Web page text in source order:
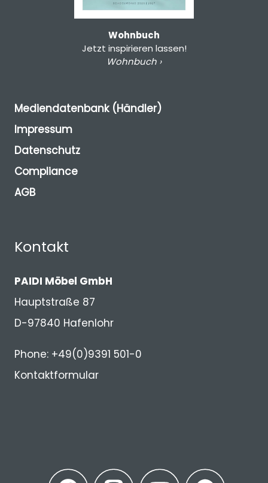
Wohnbuch
Jetzt inspirieren lassen!
Wohnbuch ›
Mediendatenbank (Händler)
Impressum
Datenschutz
Compliance
AGB
Kontakt
PAIDI Möbel GmbH
Hauptstraße 87
D-97840 Hafenlohr
Phone: +49(0)9391 501-0
Kontaktformular